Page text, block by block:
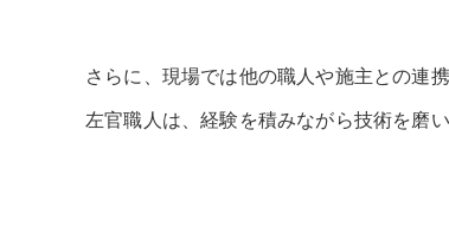
さらに、現場では他の職人や施主との連
左官職人は、経験を積みながら技術を磨